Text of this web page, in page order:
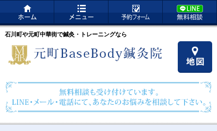
石川町や元町中華街で鍼灸・トレーニングなら